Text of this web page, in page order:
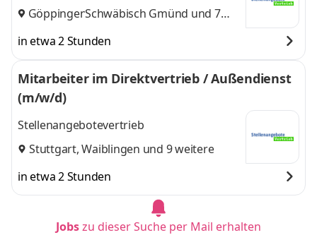
Göppingen,
Schwäbisch Gmünd und 7
in etwa 2 Stunden
Mitarbeiter im Direktvertrieb / Außendienst
(m/w/d)
Stellenangebotevertrieb
Stuttgart,Waiblingen und 9 weitere
in etwa 2 Stunden
Jobszu dieser Suche per Mail erhalten